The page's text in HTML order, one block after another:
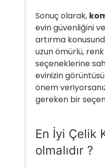
Sonuç olarak,
evin güvenliğini
artırma
uzun ömürlü,
seçeneklerine
evinizin
önem
gereken bir
En İyi Çelik
olmalıdır ?